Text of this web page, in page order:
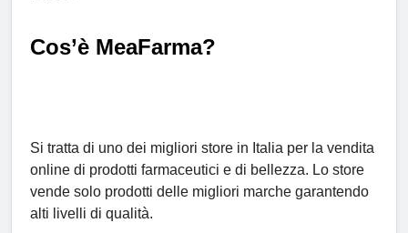
Cos’è MeaFarma?
Si tratta di uno dei migliori store in Italia per la vendita
online di prodotti farmaceutici e di bellezza. Lo store
vende solo prodotti delle migliori marche garantendo
alti livelli di qualità.